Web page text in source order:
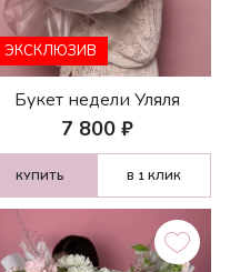
ЭКСКЛЮЗИВ
Букет недели Уляля
7 800₽
КУПИТЬ В 1 КЛИК